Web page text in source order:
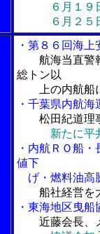
６月１９日
６月２５日
・第８６回海
航海当直警
総トン以
上の内航船
・千葉県内航
松田紀道理
新たに平
・内航ＲＯ船
値下
げ・燃料油高
船社経営を
・東海地区曳
近藤会長、